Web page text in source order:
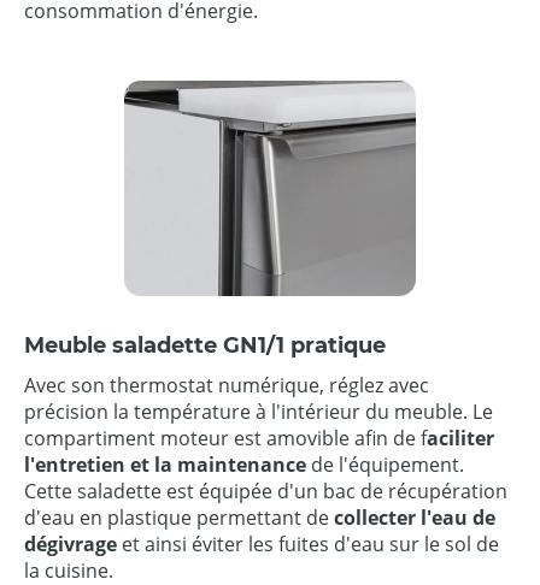
consommation d'énergie.
Meuble saladette GN1/1 pratique
Avec son thermostat numérique, réglez avec
précision la température à l'intérieur du meuble. Le
compartiment moteur est amovible afin de faciliter
l'entretien et la maintenance de l'équipement.
Cette saladette est équipée d'un bac de récupération
d'eau en plastique permettant decollecter l'eau de
dégivrage et ainsi éviter les fuites d'eau sur le sol de
la cuisine.